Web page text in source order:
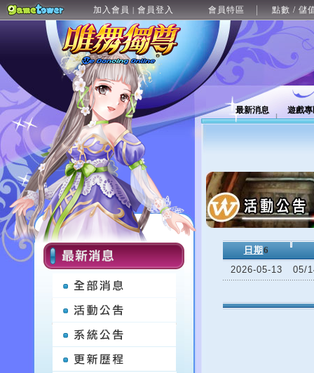
加入會員 | 會員登入 會員特區 點數 / 儲
最新消息 遊戲
日期 6
2026-05-13
05/